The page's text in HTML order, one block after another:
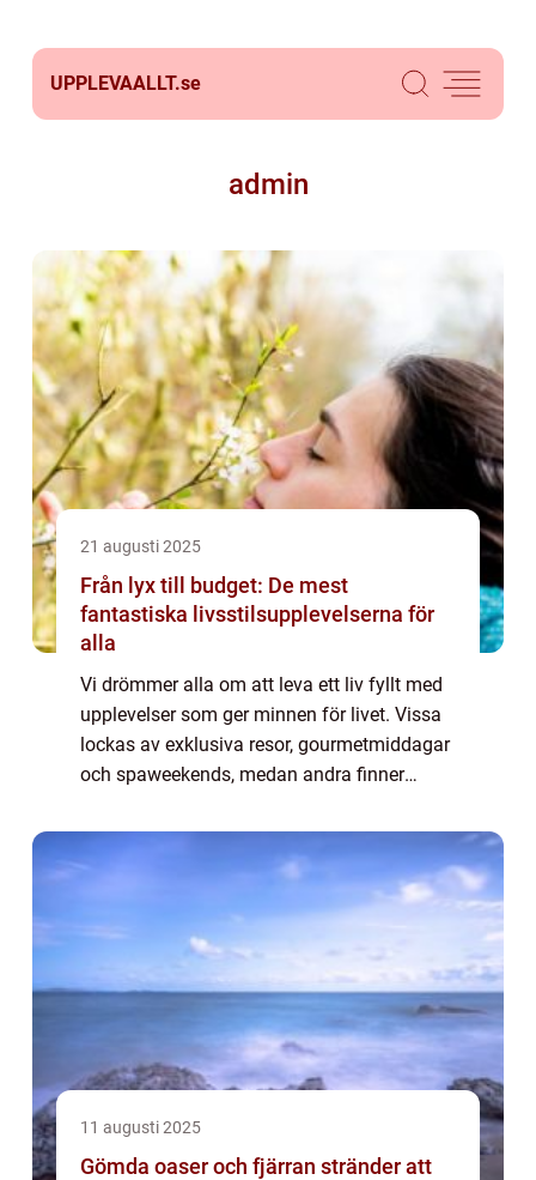
UPPLEVAALLT.se
admin
21 augusti 2025
Från lyx till budget: De mest
fantastiska livsstilsupplevelserna för
alla
Vi drömmer alla om att leva ett liv fyllt med
upplevelser som ger minnen för livet. Vissa
lockas av exklusiva resor, gourmetmiddagar
och spaweekends, medan andra finner
hemmet. M...
11 augusti 2025
Gömda oaser och fjärran stränder att